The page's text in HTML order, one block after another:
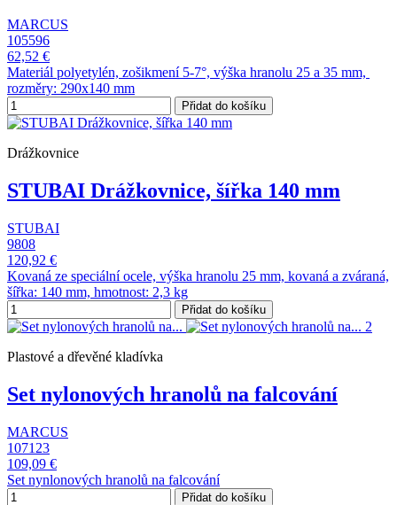
MARCUS
105596
62,52 €
Materiál polyetylén, zošikmení 5-7°, výška hranolu 25 a 35 mm,
rozměry: 290x140 mm
Přidat do košíku
Drážkovnice
STUBAI Drážkovnice, šířka 140 mm
STUBAI
9808
120,92 €
Kovaná ze speciální ocele, výška hranolu 25 mm, kovaná a zváraná,
šířka: 140 mm, hmotnost: 2,3 kg
Přidat do košíku
Plastové a dřevěné kladívka
Set nylonových hranolů na falcování
MARCUS
107123
109,09 €
Set nynlonových hranolů na falcování
Přidat do košíku